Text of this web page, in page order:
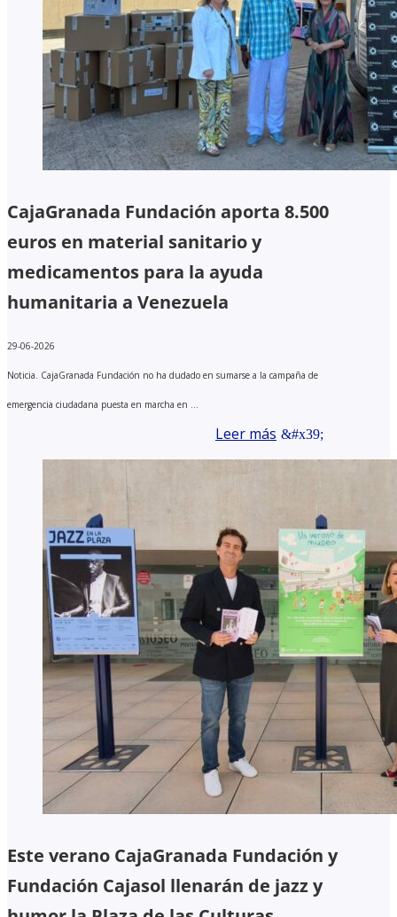
CajaGranada Fundación aporta 8.500
euros en material sanitario y
medicamentos para la ayuda
humanitaria a Venezuela
29-06-2026
Noticia. CajaGranada Fundación no ha dudado en sumarse a la campaña de
emergencia ciudadana puesta en marcha en ...
Leer más
Este verano CajaGranada Fundación y
Fundación Cajasol llenarán de jazz y